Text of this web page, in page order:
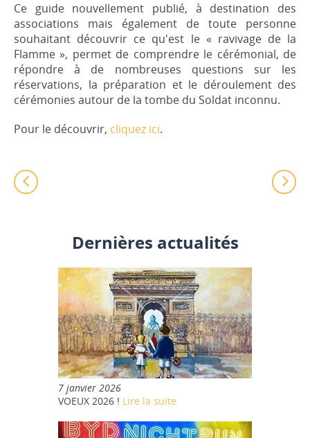
Ce guide nouvellement publié, à destination des
associations mais également de toute personne
souhaitant découvrir ce qu'est le « ravivage de la
Flamme », permet de comprendre le cérémonial, de
répondre à de nombreuses questions sur les
réservations, la préparation et le déroulement des
cérémonies autour de la tombe du Soldat inconnu.
Pour le découvrir, cliquez ici.
Dernières actualités
7 janvier 2026
VOEUX 2026 ! Lire la suite